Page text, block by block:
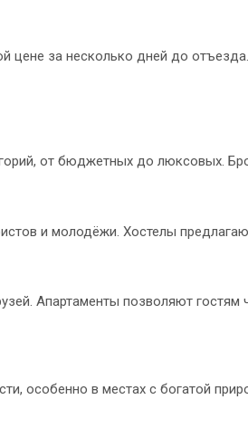
цене за несколько дней до
от бюджетных до люксовых.
и молодёжи. Хостелы
Апартаменты позволяют
особенно в местах с богатой